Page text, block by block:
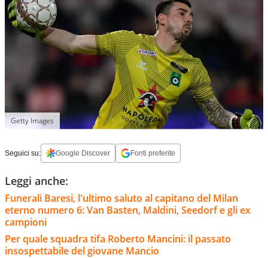
Getty Images
Seguici su: Google Discover Fonti preferite
Leggi anche:
Funerali Baresi, l'ultimo saluto al capitano del Milan
eterno numero 6: Van Basten, Maldini, Seedorf e gli ex
campioni
Per quale squadra tifa Roberto Mancini: il passato
insospettabile del giovane Mancio